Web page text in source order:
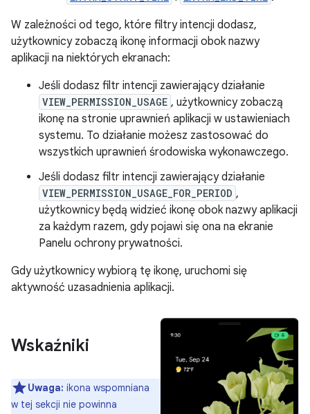
W zależności od tego, które filtry intencji dodasz,
użytkownicy zobaczą ikonę informacji obok nazwy
aplikacji na niektórych ekranach:
Jeśli dodasz filtr intencji zawierający działanie
VIEW_PERMISSION_USAGE , użytkownicy zobaczą
ikonę na stronie uprawnień aplikacji w ustawieniach
systemu. To działanie możesz zastosować do
wszystkich uprawnień środowiska wykonawczego.
Jeśli dodasz filtr intencji zawierający działanie
VIEW_PERMISSION_USAGE_FOR_PERIOD ,
użytkownicy będą widzieć ikonę obok nazwy aplikacji
za każdym razem, gdy pojawi się ona na ekranie
Panelu ochrony prywatności.
Gdy użytkownicy wybiorą tę ikonę, uruchomi się
aktywność uzasadnienia aplikacji.
Wskaźniki
Uwaga: ikona wspomniana
w tej sekcji nie powinna